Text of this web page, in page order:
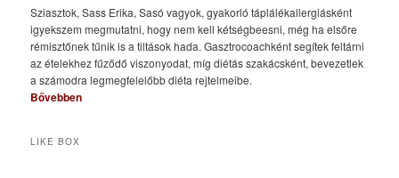
Sziasztok, Sass Erika, Sasó vagyok, gyakorló táplálékallergiásként
igyekszem megmutatni, hogy nem kell kétségbeesni, még ha elsőre
rémisztőnek tűnik is a tiltások hada. Gasztrocoachként segítek feltárni
az ételekhez fűződő viszonyodat, míg diétás szakácsként, bevezetlek
a számodra legmegfelelőbb diéta rejtelmeibe.
Bővebben
LIKE BOX